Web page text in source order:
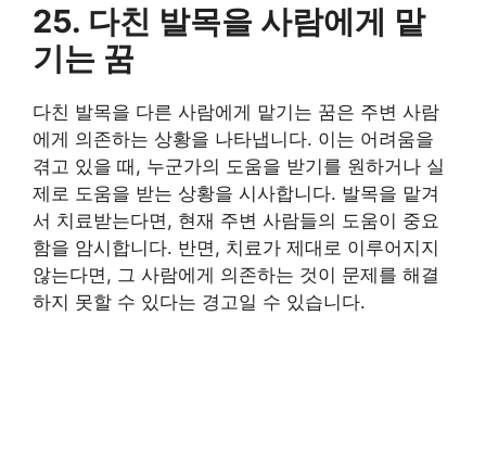
25. 다친 발목을 사람에게 맡
기는 꿈
다친 발목을 다른 사람에게 맡기는 꿈은 주변 사람
에게 의존하는 상황을 나타냅니다. 이는 어려움을
겪고 있을 때, 누군가의 도움을 받기를 원하거나 실
제로 도움을 받는 상황을 시사합니다. 발목을 맡겨
서 치료받는다면, 현재 주변 사람들의 도움이 중요
함을 암시합니다. 반면, 치료가 제대로 이루어지지
않는다면, 그 사람에게 의존하는 것이 문제를 해결
하지 못할 수 있다는 경고일 수 있습니다.